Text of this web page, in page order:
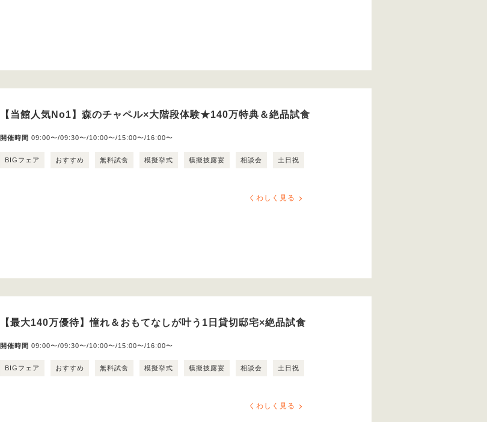
【当館人気No1】森のチャペル×大階段体験★140万特典＆絶品試食
開催時間 09:00〜/09:30〜/10:00〜/15:00〜/16:00〜
BIGフェア おすすめ 無料試食 模擬挙式 模擬披露宴 相談会 土日祝
くわしく見る
【最大140万優待】憧れ＆おもてなしが叶う1日貸切邸宅×絶品試食
開催時間 09:00〜/09:30〜/10:00〜/15:00〜/16:00〜
BIGフェア おすすめ 無料試食 模擬挙式 模擬披露宴 相談会 土日祝
くわしく見る